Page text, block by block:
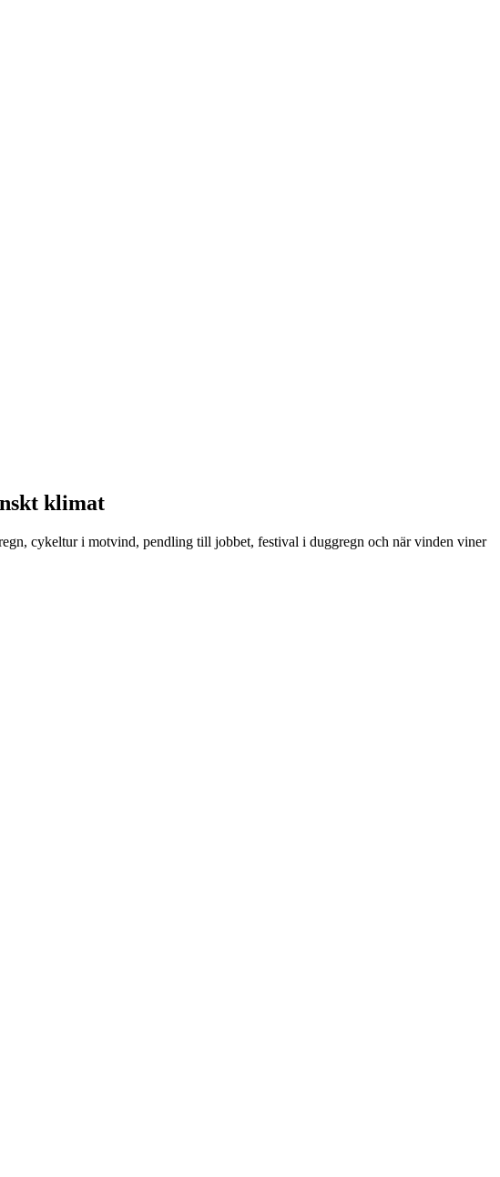
klimat
cykeltur i motvind, pendling till jobbet, festival i duggregn och när vinden viner